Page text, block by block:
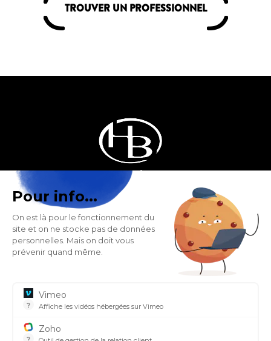
Pour info...
On est là pour le fonctionnement du
site et on ne stocke pas de données
personnelles. Mais on doit vous
prévenir quand même.
?
Vimeo
Affiche les vidéos hébergées sur Vimeo
Zoho
TROUVER UN PROFESSIONNEL
HOBEN, POÊLE À GRANULÉS FRANÇAIS
266, Rue des Entrepôts - Les Sagnes
38350 Saint Honoré - France
SUIVEZ-NOUS SUR NOS RÉSEAUX SOCIAUX